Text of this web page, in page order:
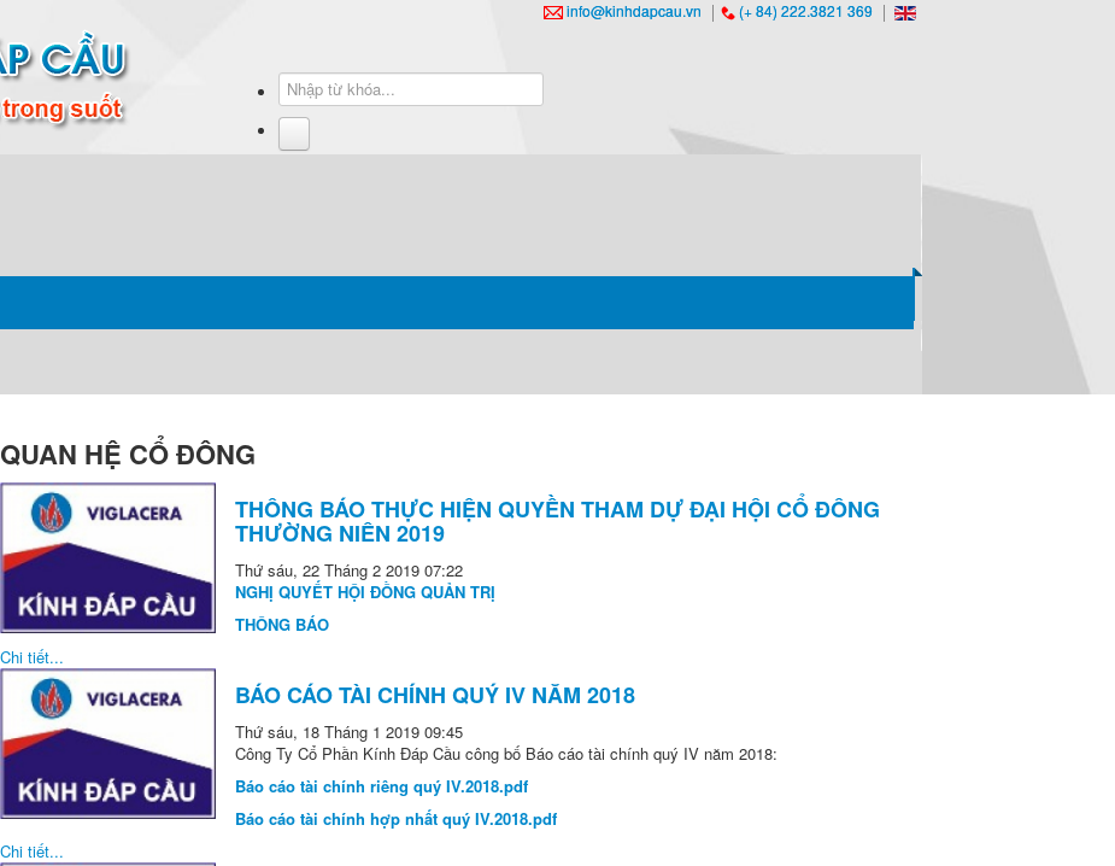
info@kinhdapcau.vn (+ 84) 222.3821 369
QUAN HỆ CỔ ĐÔNG
THÔNG BÁO THỰC HIỆN QUYỀN THAM DỰ ĐẠI HỘI CỔ ĐÔNG
THƯỜNG NIÊN 2019
Thứ sáu, 22 Tháng 2 2019 07:22
NGHỊ QUYẾT HỘI ĐỒNG QUẢN TRỊ
THÔNG BÁO
Chi tiết...
BÁO CÁO TÀI CHÍNH QUÝ IV NĂM 2018
Thứ sáu, 18 Tháng 1 2019 09:45
Công Ty Cổ Phần Kính Đáp Cầu công bố Báo cáo tài chính quý IV năm 2018:
Báo cáo tài chính riêng quý IV.2018.pdf
Báo cáo tài chính hợp nhất quý IV.2018.pdf
Chi tiết...